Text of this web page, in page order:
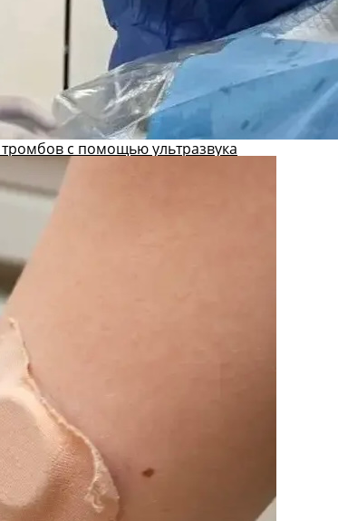
с помощью ультразвука